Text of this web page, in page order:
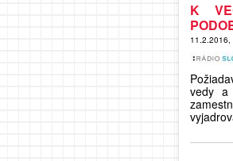
K
11.2.2016,
vedy a